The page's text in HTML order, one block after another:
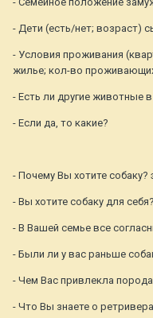
- Дети (есть/нет; возраст)
- Условия проживания
жилье; кол-во
- Есть ли другие животные
- Если да, то какие?
- Почему Вы хотите собаку?
- Вы хотите собаку для
- В Вашей семье все
- Были ли у вас раньше
- Чем Вас привлекла
- Что Вы знаете о